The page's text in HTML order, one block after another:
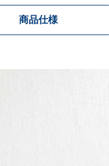
商品仕様